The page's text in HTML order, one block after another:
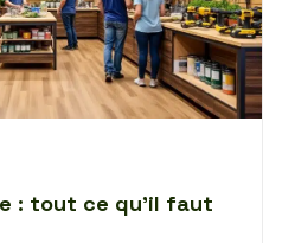
: tout ce qu’il faut